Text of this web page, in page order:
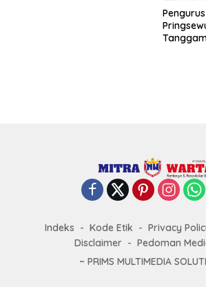
Indeks Kode Etik Privacy
Disclaimer
Pedoman
~ PRIMS MULTIMEDIA